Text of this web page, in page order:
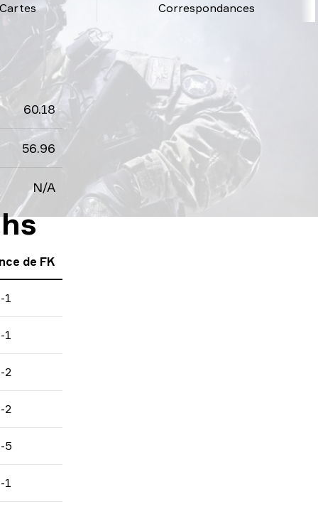
Cartes Correspondances
60.18
56.96
N/A
de FK
-1
-1
-2
-2
-5
-1